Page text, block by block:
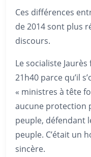
Ces différences
de 2014 sont plus
discours.
Le socialiste
21h40 parce qu’il
« ministres à tête
aucune protection
peuple, défendant
peuple. C’était un
sincère.